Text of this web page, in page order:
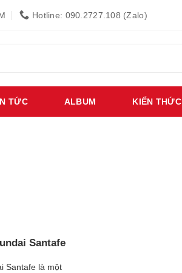
Hotline: 090.2727.108 (Zalo)
TỨC ALBUM KIẾN THỨC
Santafe
Santafe là một